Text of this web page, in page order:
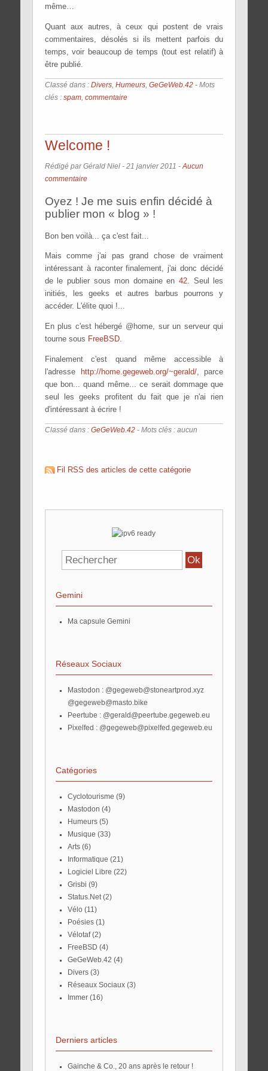
même…
Quant aux autres, à ceux qui postent de vrais
commentaires, désolés si ils mettent parfois du
temps, voir beaucoup de temps (tout est relatif) à
être publié.
Classé dans : Divers, Humeurs, GeGeWeb.42- Mots
clés : spam, commentaire
Welcome !
Rédigé par Gérald Niel - 21 janvier 2011 - Aucun
commentaire
Oyez ! Je me suis enfin décidé à
publier mon « blog » !
Bon ben voilà... ça c'est fait...
Mais comme j'ai pas grand chose de vraiment
intéressant à raconter finalement, j'ai donc décidé
de le publier sous mon domaine en42. Seul les
initiés, les geeks et autres barbus pourrons y
accéder. L'élite quoi !...
En plus c'est hébergé @home, sur un serveur qui
tourne sous FreeBSD.
Finalement c'est quand même accessible à
l'adresse
http://home.gegeweb.org/~gerald/, parce
que bon... quand même... ce serait dommage que
seul les geeks profitent du fait que je n'ai rien
d'intéressant à écrire !
Classé dans : GeGeWeb.42- Mots clés : aucun
Fil RSS des articles de cette catégorie
Gemini
Ma capsule Gemini
Réseaux Sociaux
Mastodon : @gegeweb@stoneartprod.xyz
@gegeweb@masto.bike
Peertube : @gerald@peertube.gegeweb.eu
Pixelfed : @gegeweb@pixelfed.gegeweb.eu
Catégories
Cyclotourisme (9)
Mastodon (4)
Humeurs(5)
Musique (33)
Arts(6)
Informatique (21)
Logiciel Libre (22)
Grisbi (9)
Status.Net(2)
Vélo(11)
Poésies(1)
Vélotaf(2)
FreeBSD (4)
GeGeWeb.42 (4)
Divers(3)
Réseaux Sociaux(3)
Immer(16)
Derniers articles
Gainche & Co., 20 ans après le retour !